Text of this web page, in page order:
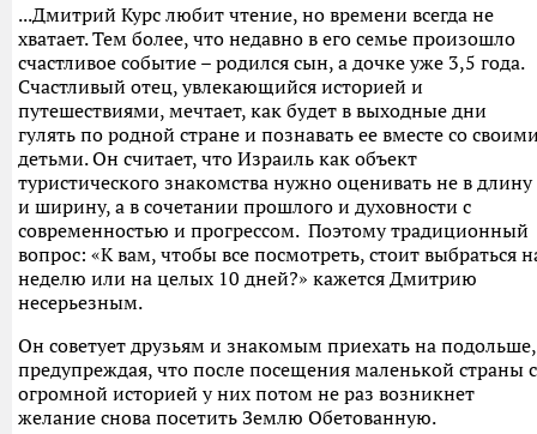
...Дмитрий Курс любит чтение, но времени всегда не
хватает. Тем более, что недавно в его семье произошло
счастливое событие – родился сын, а дочке уже 3,5 года.
Счастливый отец, увлекающийся историей и
путешествиями, мечтает, как будет в выходные дни
гулять по родной стране и познавать ее вместе со
детьми. Он считает, что Израиль как объект
туристического знакомства нужно оценивать не в длину
и ширину, а в сочетании прошлого и духовности с
современностью и прогрессом. Поэтому традиционный
вопрос: «К вам, чтобы все посмотреть, стоит выбраться
неделю или на целых 10 дней?» кажется Дмитрию
несерьезным.
Он советует друзьям и знакомым приехать на подольше,
предупреждая, что после посещения маленькой страны с
огромной историей у них потом не раз возникнет
желание снова посетить Землю Обетованную.